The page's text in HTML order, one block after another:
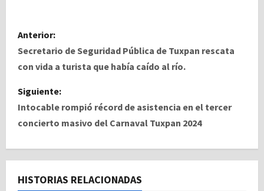
N
a
e
g
a
c
Anterior:
Secretario de Seguridad Pública de Tuxpan rescata
con vida a turista que había caído al río.
Siguiente:
Intocable rompió récord de asistencia en el tercer
concierto masivo del Carnaval Tuxpan 2024
HISTORIAS RELACIONADAS